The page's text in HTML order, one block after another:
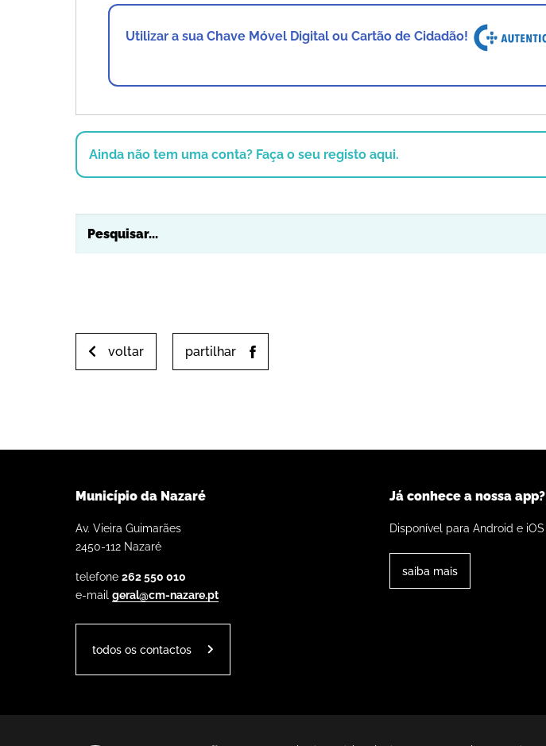
Utilizar a sua Chave Móvel Digital ou Cartão de Cidadão!
Ainda não tem uma conta? Faça o seu registo aqui.
voltar partilhar
Município da Nazaré
Av. Vieira Guimarães
2450-112 Nazaré
telefone 262 550 010
e-mail geral@cm-nazare.pt
todos os contactos
Já conhece a nossa app?
Disponível para Android e iOS
saiba mais